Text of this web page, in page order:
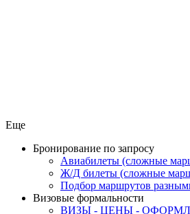
Еще
Бронирование по запросу
Авиабилеты (сложные
Ж/Д билеты (сложные
Подбор маршрутов
Визовые формальности
ВИЗЫ - ЦЕНЫ -